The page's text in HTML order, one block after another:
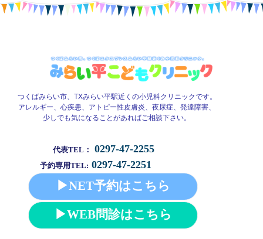
つくばみらい市、TXみらい平駅近くの小児科クリニックです。
アレルギー、心疾患、アトピー性皮膚炎、夜尿症、発達障害、
少しでも気になることがあればご相談下さい。
代表TEL： 0297-47-2255
予約専用TEL: 0297-47-2251
▶NET予約はこちら
▶WEB問診はこちら